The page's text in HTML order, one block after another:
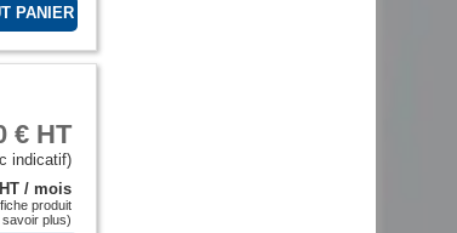
€ HT
indicatif)
/ mois
produit
plus)